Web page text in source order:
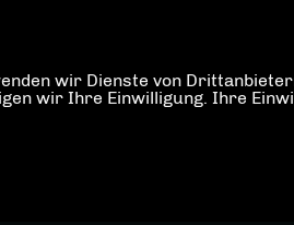
wir Dienste von
wir Ihre Einwilligung. Ihre